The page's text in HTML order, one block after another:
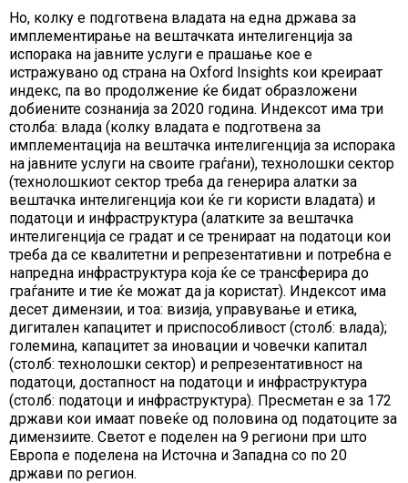
Но, колку е подготвена владата на една држава за
имплементирање на вештачката интелигенција за
испорака на јавните услуги е прашање кое е
истражувано од страна на Oxford Insights кои креираат
индекс, па во продолжение ќе бидат образложени
добиените сознанија за 2020 година. Индексот има три
столба: влада (колку владата е подготвена за
имплементација на вештачка интелигенција за испорака
на јавните услуги на своите граѓани), технолошки сектор
(технолошкиот сектор треба да генерира алатки за
вештачка интелигенција кои ќе ги користи владата) и
податоци и инфраструктура (алатките за вештачка
интелигенција се градат и се тренираат на податоци кои
треба да се квалитетни и репрезентативни и потребна е
напредна инфраструктура која ќе се трансферира до
граѓаните и тие ќе можат да ја користат). Индексот има
десет димензии, и тоа: визија, управување и етика,
дигитален капацитет и приспособливост (столб: влада);
големина, капацитет за иновации и човечки капитал
(столб: технолошки сектор) и репрезентативност на
податоци, достапност на податоци и инфраструктура
(столб: податоци и инфраструктура). Пресметан е за 172
држави кои имаат повеќе од половина од податоците за
димензиите. Светот е поделен на 9 региони при што
Европа е поделена на Источна и Западна со по 20
држави по регион.